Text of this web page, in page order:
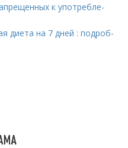
к упо­треб­ле­
дие­та на 7 дней : подроб­